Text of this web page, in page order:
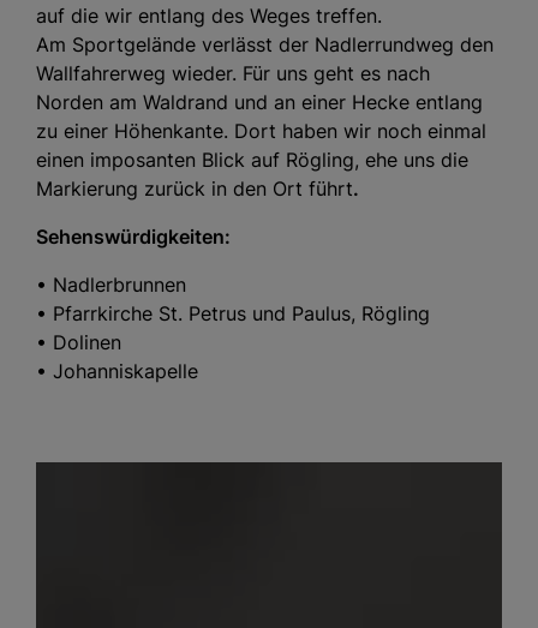
auf die wir entlang des Weges treffen.
Am Sportgelände verlässt der Nadlerrundweg den
Wallfahrerweg wieder. Für uns geht es nach
Norden am Waldrand und an einer Hecke entlang
zu einer Höhenkante. Dort haben wir noch einmal
einen imposanten Blick auf Rögling, ehe uns die
Markierung zurück in den Ort führt.
Sehenswürdigkeiten:
• Nadlerbrunnen
• Pfarrkirche St. Petrus und Paulus, Rögling
• Dolinen
• Johanniskapelle